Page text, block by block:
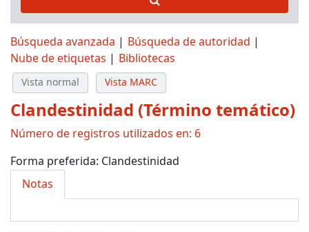
Búsqueda avanzada
Búsqueda de autoridad
Nube de etiquetas
Bibliotecas
Vista normal Vista MARC
Clandestinidad (Término temático)
Número de registros utilizados en: 6
Forma preferida: Clandestinidad
Notas